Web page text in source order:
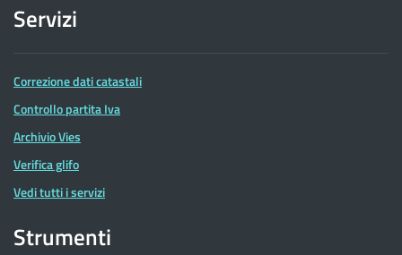
Servizi
Correzione dati catastali
Controllo partita Iva
Archivio Vies
Verifica glifo
Vedi tutti i servizi
Strumenti